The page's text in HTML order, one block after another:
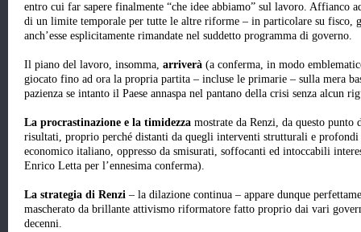
entro cui far sapere finalmente “che idee abbiamo” sul lavoro. Affianco
di un limite temporale per tutte le altre riforme – in particolare su fisco,
anch’esse esplicitamente rimandate nel suddetto programma di governo.
Il piano del lavoro, insomma, arriverà (a conferma, in modo
giocato fino ad ora la propria partita – incluse le primarie – sulla mera
pazienza se intanto il Paese annaspa nel pantano della crisi senza alcun
La procrastinazione e la timidezza mostrate da Renzi, da questo
risultati, proprio perché distanti da quegli interventi strutturali e
economico italiano, oppresso da smisurati, soffocanti ed intoccabili
Enrico Letta per l’ennesima conferma).
La strategia di Renzi – la dilazione continua – appare dunque
mascherato da brillante attivismo riformatore fatto proprio dai vari
decenni.